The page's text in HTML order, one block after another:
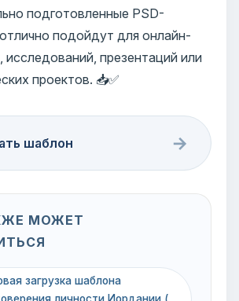
подготовленные PSD-
подойдут для онлайн-
исследований, презентаций или
проектов. 📥✅
шаблон →
МОЖЕТ
загрузка шаблона